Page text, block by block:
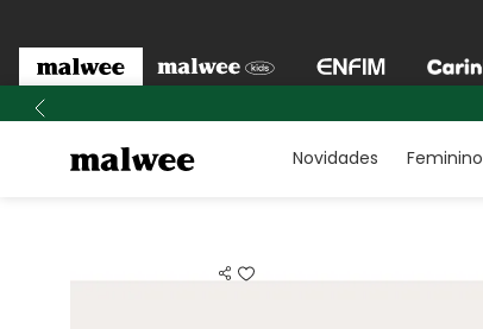
Novidades Feminino